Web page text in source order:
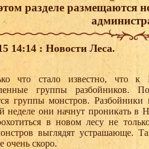
разделе размещаются
14:14 : Новости Леса.
что стало известно, что
группы разбойников.
группы монстров.
неделе они начнут проникать
в новом лесу не
выглядят устрашающе.
очень скоро.